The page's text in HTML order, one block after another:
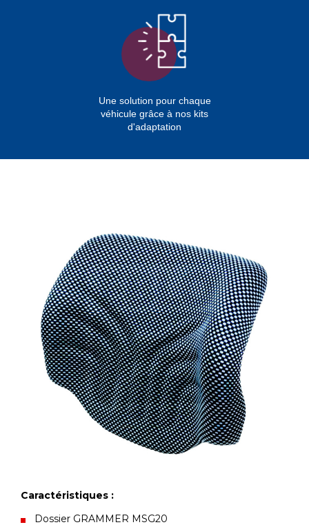
Une solution pour chaque
véhicule grâce à nos kits
d'adaptation
Caractéristiques :
Dossier GRAMMER MSG20